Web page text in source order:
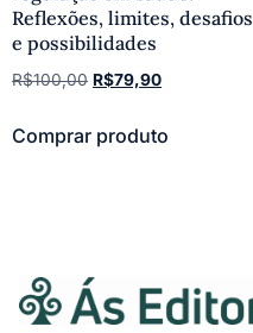
Reflexões, limites, desafios
e possibilidades
R$100,00 R$79,90
Comprar produto